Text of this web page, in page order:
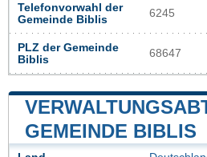
Telefonvorwahl der
Gemeinde Biblis
6245
PLZ der Gemeinde
Biblis
68647
GEMEINDE BIBLIS